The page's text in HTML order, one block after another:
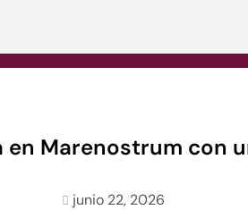
en Marenostrum con
junio 22, 2026